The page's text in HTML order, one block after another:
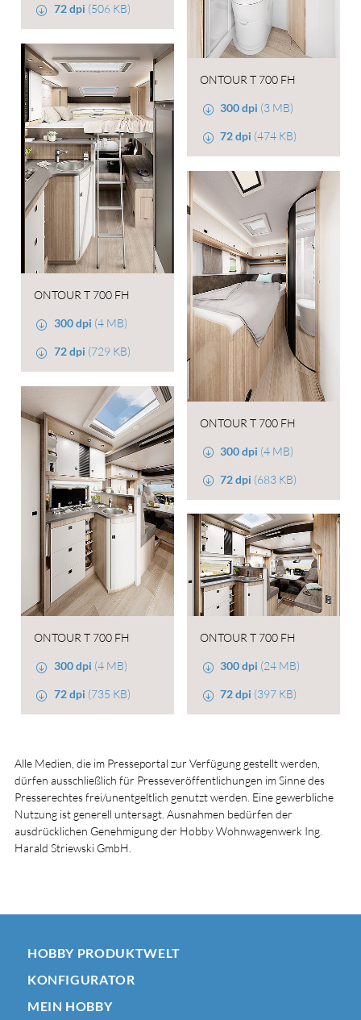
72 dpi (506 KB)
ONTOUR T 700 FH
300 dpi (3 MB)
72 dpi (474 KB)
ONTOUR T 700 FH
300 dpi (4 MB)
72 dpi (729 KB)
ONTOUR T 700 FH
300 dpi (4 MB)
72 dpi (683 KB)
ONTOUR T 700 FH
300 dpi (4 MB)
72 dpi (735 KB)
ONTOUR T 700 FH
300 dpi (24 MB)
72 dpi (397 KB)
Alle Medien, die im Presseportal zur Verfügung gestellt werden,
dürfen ausschließlich für Presseveröffentlichungen im Sinne des
Presserechtes frei/unentgeltlich genutzt werden. Eine gewerbliche
Nutzung ist generell untersagt. Ausnahmen bedürfen der
ausdrücklichen Genehmigung der Hobby Wohnwagenwerk Ing.
Harald Striewski GmbH.
HOBBY PRODUKTWELT
KONFIGURATOR
MEIN HOBBY